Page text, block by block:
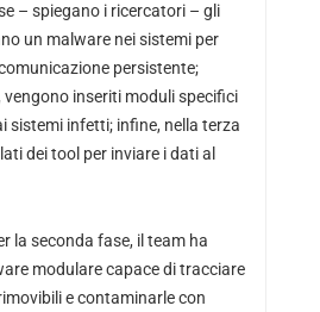
– spiegano i ricercatori – gli
un malware nei sistemi per
persistente;
vengono inseriti moduli specifici
sistemi infetti; infine, nella terza
dei tool per inviare i dati al
la seconda fase, il team ha
modulare capace di tracciare
e contaminarle con